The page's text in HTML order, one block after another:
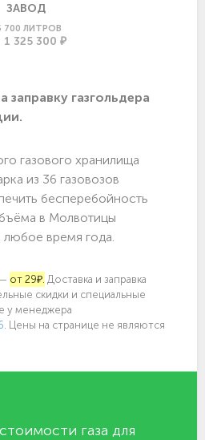
ЗАВОД
700 ЛИТРОВ
1 325 300 ₽
заправку газгольдера
газового хранилища
из 36 газовозов
бесперебойность
в Молвотицы
любое время года.
от 29₽. Доставка и заправка
скидки и специальные
у менеджера
. Цены на странице не являются
газа для